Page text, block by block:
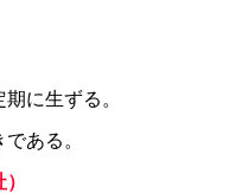
に生ずる。
ある。